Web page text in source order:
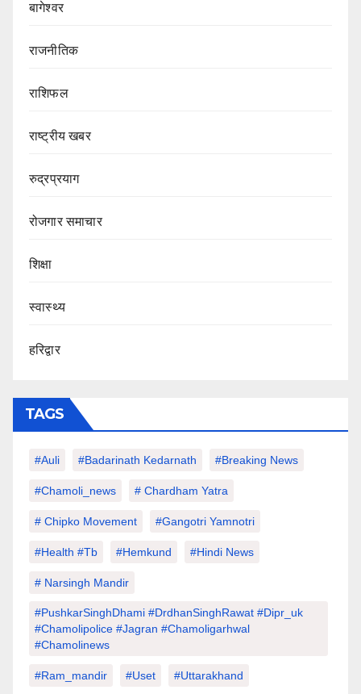
बागेश्वर
राजनीतिक
राशिफल
राष्ट्रीय खबर
रुद्रप्रयाग
रोजगार समाचार
शिक्षा
स्वास्थ्य
हरिद्वार
TAGS
#auli #Badarinath Kedarnath #Breaking News
#chamoli_news # Chardham Yatra
# Chipko Movement #Gangotri Yamnotri
#Health #tb #hemkund #hindi News
# Narsingh Mandir
#PushkarSinghDhami #drdhanSinghRawat #dipr_uk
#chamolipolice #Jagran #chamoligarhwal
#chamolinews
#Ram_mandir #uset #uttarakhand